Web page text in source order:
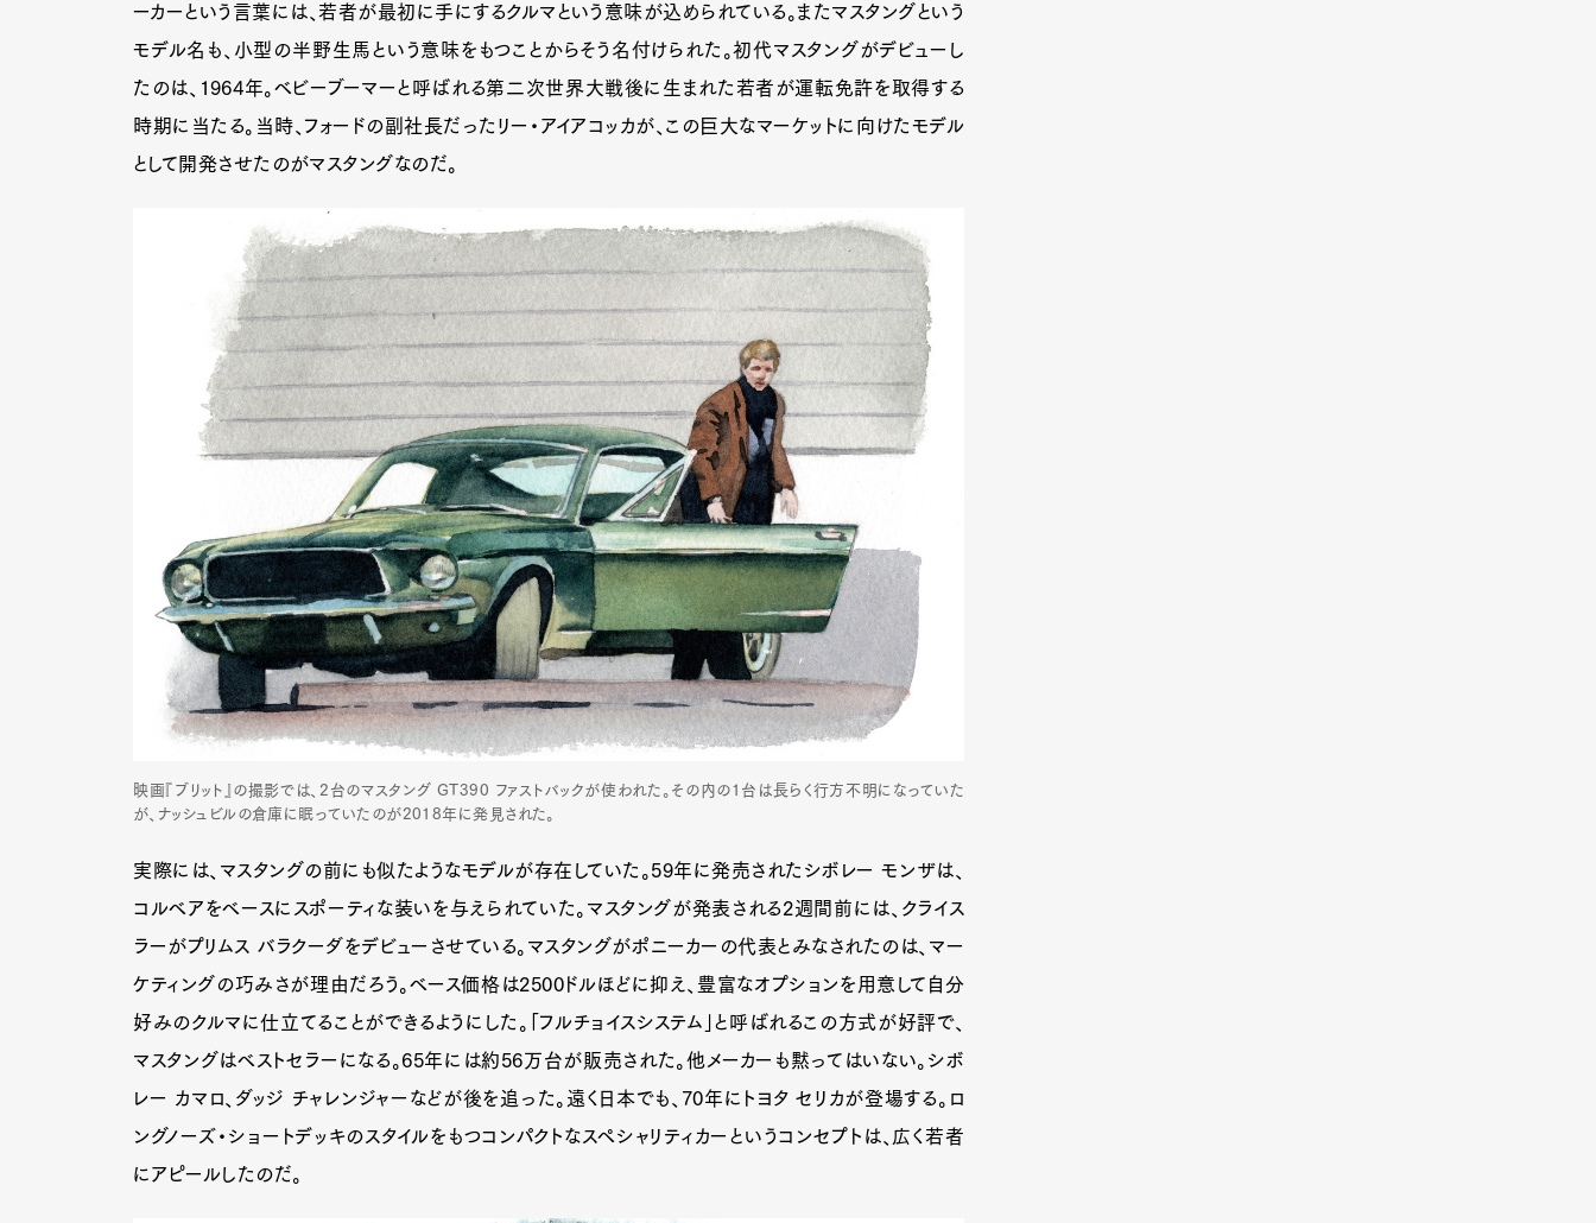
Art&Design Watch
Fashion
Gourmet
Cars Product
Culture
ーカーという言葉には、若者が最初に手にするクルマという意味が込められている。またマスタングという
モデル名も、小型の半野生馬という意味をもつことからそう名付けられた。初代マスタングがデビューし
たのは、1964年。ベビーブーマーと呼ばれる第二次世界大戦後に生まれた若者が運転免許を取得する
時期に当たる。当時、フォードの副社長だったリー・アイアコッカが、この巨大なマーケットに向けたモデル
として開発させたのがマスタングなのだ。
映画『ブリット』の撮影では、2台のマスタング GT390 ファストバックが使われた。その内の1台は長らく行方不明になっていた
が、ナッシュビルの倉庫に眠っていたのが2018年に発見された。
実際には、マスタングの前にも似たようなモデルが存在していた。59年に発売されたシボレー モンザは、
コルベアをベースにスポーティな装いを与えられていた。マスタングが発表される2週間前には、クライス
ラーがプリムス バラクーダをデビューさせている。マスタングがポニーカーの代表とみなされたのは、マー
ケティングの巧みさが理由だろう。ベース価格は2500ドルほどに抑え、豊富なオプションを用意して自分
好みのクルマに仕立てることができるようにした。「フルチョイスシステム」と呼ばれるこの方式が好評で、
マスタングはベストセラーになる。65年には約56万台が販売された。他メーカーも黙ってはいない。シボ
レー カマロ、ダッジ チャレンジャーなどが後を追った。遠く日本でも、70年にトヨタ セリカが登場する。ロ
ングノーズ・ショートデッキのスタイルをもつコンパクトなスペシャリティカーというコンセプトは、広く若者
にアピールしたのだ。